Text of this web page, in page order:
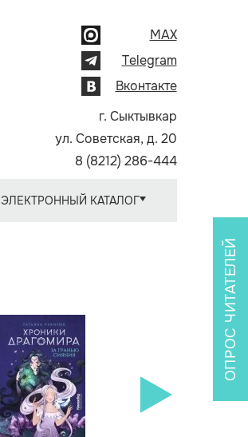
MAX
Telegram
Вконтакте
г. Сыктывкар
ул. Советская, д. 20
8 (8212) 286-444
ЭЛЕКТРОННЫЙ КАТАЛОГ
ОПРОС ЧИТАТЕЛЕЙ